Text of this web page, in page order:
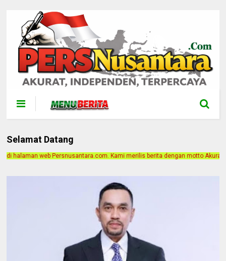
Selamat Datang
Kami merilis berita dengan motto Akurat, Independen, Terpercaya.